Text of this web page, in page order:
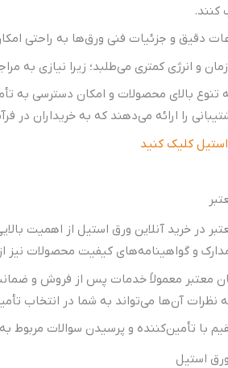
کنند.
دقیق و جزئیات فنی ورق‌ها به راحتی
و انرژی کمتری می‌طلبد؛ زیرا نیازی
تنوع بالای محصولات و امکان دسترسی به
را ارائه می‌دهند که به خریداران در
کلیک کنید
در خرید آنلاین ورق استیل از اهمیت
و گواهینامه‌های کیفیت محصولات نیز از
معتبر معمولاً خدمات پس از فروش و
نظرات آن‌ها می‌تواند به شما در انتخاب
با تأمین‌کننده و پرسیدن سوالات
استیل